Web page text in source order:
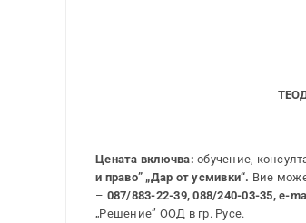
Цената включва: обучение,
и право” „Дар от усмивки“. Вие
– 087/883-22-39, 088/240-03-35, e-
„Решение” ООД в гр. Русе.